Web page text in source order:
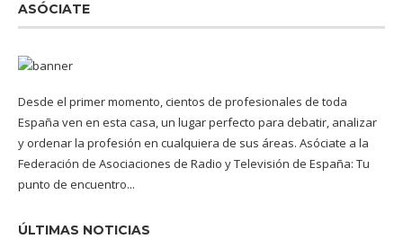
ASÓCIATE
Desde el primer momento, cientos de profesionales de toda
España ven en esta casa, un lugar perfecto para debatir, analizar
y ordenar la profesión en cualquiera de sus áreas. Asóciate a la
Federación de Asociaciones de Radio y Televisión de España: Tu
punto de encuentro...
ÚLTIMAS NOTICIAS